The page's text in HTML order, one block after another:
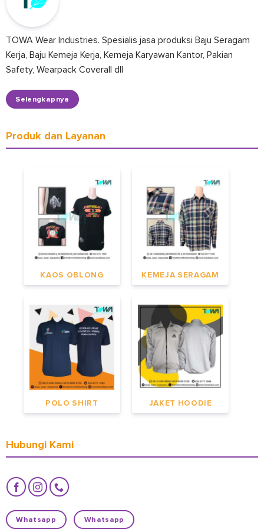
TOWA Wear Industries. Spesialis jasa produksi Baju Seragam
Kerja, Baju Kemeja Kerja, Kemeja Karyawan Kantor, Pakian
Safety, Wearpack Coverall dll
Selengkapnya
Produk dan Layanan
KAOS OBLONG KEMEJA SERAGAM
POLO SHIRT JAKET HOODIE
Hubungi Kami
Whatsapp Whatsapp